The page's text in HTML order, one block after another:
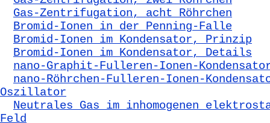
Gas-Zentrifugation, acht Röhrchen
Bromid-Ionen in der Penning-Falle
Bromid-Ionen im Kondensator, Prinzip
Bromid-Ionen im Kondensator, Details
nano-Graphit-Fulleren-Ionen-
nano-Röhrchen-Fulleren-Ionen-
Oszillator
Neutrales Gas im inhomogenen
Feld